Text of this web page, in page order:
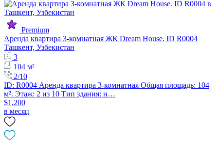
Premium
Аренда квартира 3-комнатная ЖК Dream House. ID R0004
Ташкент, Узбекистан
3
104 м²
2/10
ID: R0004 Аренда квартира 3-комнатная Общая площадь: 104
м². Этаж: 2 из 10 Тип здания: н…
$1,200
в месяц